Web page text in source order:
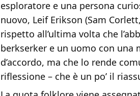
esploratore e una persona
nuovo, Leif Erikson (Sam
rispetto all’ultima volta che
berkserker e un uomo con una
d’accordo, ma che lo rende
riflessione – che è un po’ il